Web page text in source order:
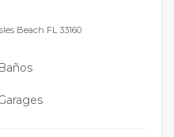
Beach FL 33160